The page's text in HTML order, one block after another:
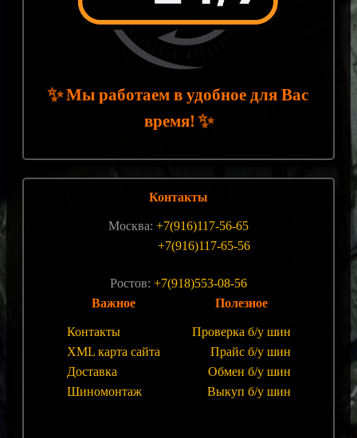
✨Мы работаем в удобное для Вас
время!✨
Контакты
Москва: +7(916)117-56-65
+7(916)117-65-56
Ростов: +7(918)553-08-56
Важное
Контакты
XML карта сайта
Доставка
Шиномонтаж
Полезное
Проверка б/у шин
Прайс б/у шин
Обмен б/у шин
Выкуп б/у шин